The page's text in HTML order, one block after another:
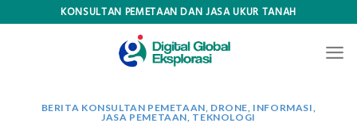
KONSULTAN PEMETAAN DAN JASA UKUR TANAH
BERITA KONSULTAN PEMETAAN, DRONE, INFORMASI,
JASA PEMETAAN, TEKNOLOGI